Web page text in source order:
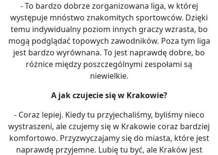
- To bardzo dobrze zorganizowana liga, w której
występuje mnóstwo znakomitych sportowców. Dzięki
temu indywidualny poziom innych graczy wzrasta, bo
mogą podglądać topowych zawodników. Poza tym liga
jest bardzo wyrównana. To jest naprawdę dobre, bo
różnice między poszczególnymi zespołami są
niewielkie.
A jak czujecie się w Krakowie?
- Coraz lepiej. Kiedy tu przyjechaliśmy, byliśmy nieco
wystraszeni, ale czujemy się w Krakowie coraz bardziej
komfortowo. Przyzwyczajamy się do miasta, które jest
naprawdę przyjemne. Lubię tu być, ale Kraków jest